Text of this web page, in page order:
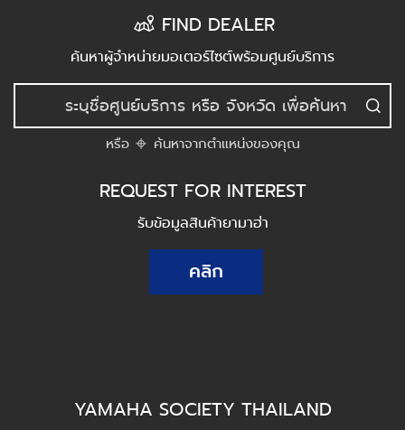
FIND DEALER
ค้นหาผู้จำหน่ายมอเตอร์ไซต์พร้อมศูนย์บริการ
หรือ ค้นหาจากตำแหน่งของคุณ
REQUEST FOR INTEREST
รับข้อมูลสินค้ายามาฮ่า
คลิก
YAMAHA SOCIETY THAILAND